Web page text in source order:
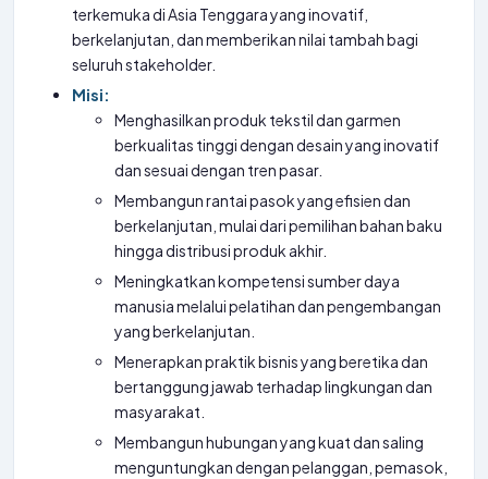
terkemuka di Asia Tenggara yang inovatif,
berkelanjutan, dan memberikan nilai tambah bagi
seluruh stakeholder.
Misi:
Menghasilkan produk tekstil dan garmen
berkualitas tinggi dengan desain yang inovatif
dan sesuai dengan tren pasar.
Membangun rantai pasok yang efisien dan
berkelanjutan, mulai dari pemilihan bahan baku
hingga distribusi produk akhir.
Meningkatkan kompetensi sumber daya
manusia melalui pelatihan dan pengembangan
yang berkelanjutan.
Menerapkan praktik bisnis yang beretika dan
bertanggung jawab terhadap lingkungan dan
masyarakat.
Membangun hubungan yang kuat dan saling
menguntungkan dengan pelanggan, pemasok,